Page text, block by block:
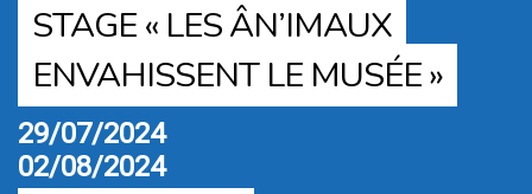
STAGE « LES ÂN’IMAUX
ENVAHISSENT LE MUSÉE »
29/07/2024
02/08/2024